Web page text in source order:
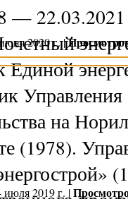
— 22.03.2021
Единой
на
(1978).
2020 г. |
июля 2019 г. |